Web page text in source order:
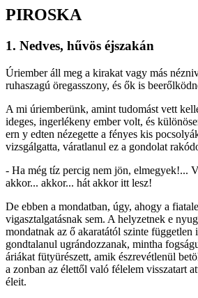
PIROSKA
1. Nedves, hűvös éjszakán
Úriember áll meg a kirakat vagy más
ruhaszagú öregasszony, és ők is
A mi úriemberünk, amint tudomást vett
ideges, ingerlékeny ember volt, és
ern y edten nézegette a fényes kis
vizsgálgatta, váratlanul ez a gondolat
- Ha még tíz percig nem jön, elmegyek!...
akkor... akkor... hát akkor itt lesz!
De ebben a mondatban, úgy, ahogy a
vigasztalgatásnak sem. A helyzetnek e
mondatnak az ő akaratától szinte független
gondtalanul ugrándozzanak, mintha
áriákat fütyürészett, amik észrevétlenül
a zonban az élettől való félelem visszatart
éleit.